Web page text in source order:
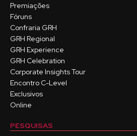
Premiações
Fóruns
Confraria GRH
GRH Regional
GRH Experience
GRH Celebration
Corporate Insights Tour
Encontro C-Level
Exclusivos
Online
PESQUISAS